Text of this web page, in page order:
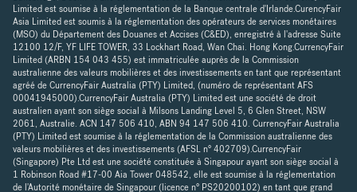
Limited est soumise à la réglementation de la Banque centrale d'Irlande.CurencyFair
Asia Limited est soumis à la réglementation des opérateurs de services monétaires
(MSO) du Département des Douanes et Accises (C&ED), enregistré à l'adresse Suite
12100 12/F, YF LIFE TOWER, 33 Lockhart Road, Wan Chai. Hong Kong.CurrencyFair
Limited (ARBN 154 043 455) est immatriculée auprès de la Commission
australienne des valeurs mobilières et des investissements en tant que représentant
agréé de CurrencyFair Australia (PTY) Limited, (numéro de représentant AFS
00041945000).CurrencyFair Australia (PTY) Limited est une société de droit
australien ayant son siège social à Milsons Landing Level 5, 6 Glen Street, NSW
2061, Australie. ACN 147 506 410, ABN 94 147 506 410. CurrencyFair Australia
(PTY) Limited est soumise à la réglementation de la Commission australienne des
valeurs mobilières et des investissements (AFSL n° 402709).CurrencyFair
(Singapore) Pte Ltd est une société constituée à Singapour ayant son siège social à
1 Robinson Road #17-00 Aia Tower 048542, elle est soumise à la réglementation
de l'Autorité monétaire de Singapour (licence n° PS20200102) en tant que grand